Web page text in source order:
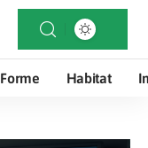
Forme Habitat